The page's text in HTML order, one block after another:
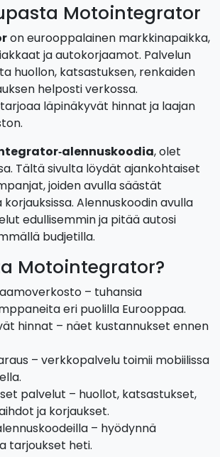
Motointegrator
on eurooppalainen markkinapaikka,
ja autokorjaamot. Palvelun
huollon, katsastuksen, renkaiden
helposti verkossa.
läpinäkyvät hinnat ja laajan
, olet
Tältä sivulta löydät ajankohtaiset
joiden avulla säästät
Alennuskoodin avulla
edullisemmin ja pitää autosi
budjetilla.
Motointegrator?
– tuhansia
eri puolilla Eurooppaa.
hinnat – näet kustannukset ennen
– verkkopalvelu toimii mobiilissa
palvelut – huollot, katsastukset,
ja korjaukset.
– hyödynnä
tarjoukset heti.